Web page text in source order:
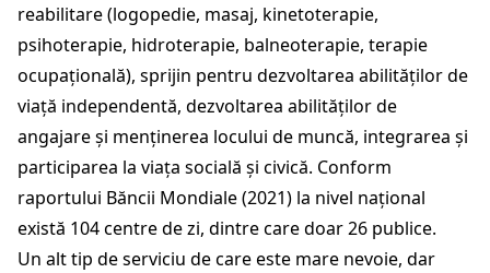
reabilitare (logopedie, masaj, kinetoterapie,
psihoterapie, hidroterapie, balneoterapie, terapie
ocupațională), sprijin pentru dezvoltarea abilităților de
viață independentă, dezvoltarea abilităților de
angajare și menținerea locului de muncă, integrarea și
participarea la viața socială și civică. Conform
raportului Băncii Mondiale (2021) la nivel național
există 104 centre de zi, dintre care doar 26 publice.
Un alt tip de serviciu de care este mare nevoie, dar